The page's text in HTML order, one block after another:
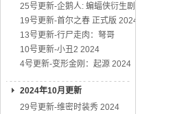
25号更新-企鹅人: 蝙蝠侠衍生剧
19号更新-首尔之春 正式版 2024
13号更新-行尸走肉：弩哥
10号更新-小丑2 2024
4号更新-变形金刚：起源 2024
2024年10月更新
29号更新-维密时装秀 2024